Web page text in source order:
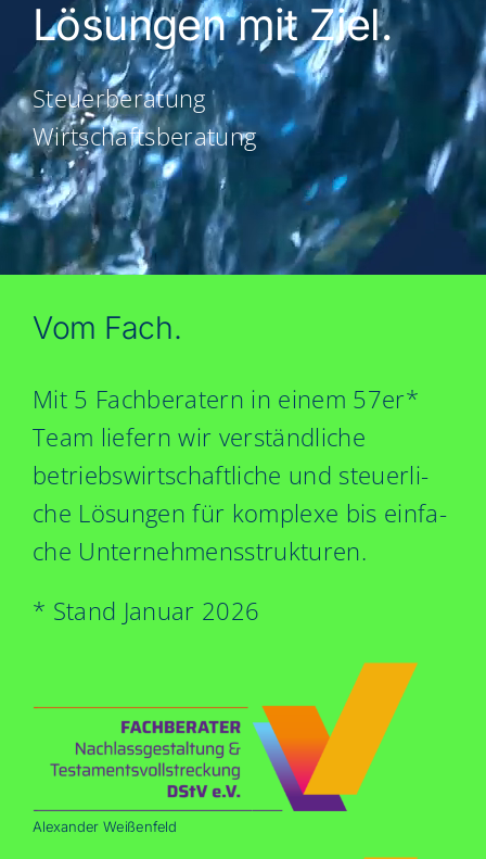
Lösun­gen mit Ziel.
Steu­er­be­ra­tung
Wirtschaftsberatung
Vom Fach.
Mit 5 Fach­be­ra­tern in einem 57er*
Team lie­fern wir ver­ständ­li­che
betriebs­wirt­schaft­li­che und steu­er­li­
che Lösun­gen für kom­ple­xe bis ein­fa­
che Unternehmensstrukturen.
* Stand Janu­ar 2026
Alex­an­der Weißenfeld